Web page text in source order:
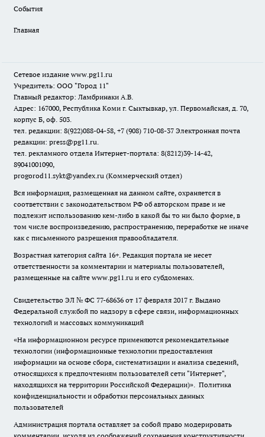
События
Главная
Сетевое издание www.pg11.ru
Учредитель: ООО "Город 11"
Главный редактор: Ламбринаки А.В.
Адрес: 167000, Республика Коми г. Сыктывкар, ул. Первомайская, д. 70,
корпус Б, оф. 503.
тел. редакции: 8(922)088-04-58, +7 (908) 710-08-37 Электронная почта
редакции: press@pg11.ru.
тел. рекламного отдела Интернет-портала: 8(8212)39-14-42,
89041001090,
progorod11.sykt@yandex.ru (Коммерческий отдел)
Вся информация, размещенная на данном сайте, охраняется в
соответствии с законодательством РФ об авторском праве и не
подлежит использованию кем-либо в какой бы то ни было форме, в
том числе воспроизведению, распространению, переработке не иначе
как с письменного разрешения правообладателя.
Возрастная категория сайта 16+. Редакция портала не несет
ответственности за комментарии и материалы пользователей,
размещенные на сайте www.pg11.ru и его субдоменах.
Свидетельство ЭЛ № ФС 77-68636 от 17 февраля 2017 г. Выдано
Федеральной службой по надзору в сфере связи, информационных
технологий и массовых коммуникаций
«На информационном ресурсе применяются рекомендательные
технологии (информационные технологии предоставления
информации на основе сбора, систематизации и анализа сведений,
относящихся к предпочтениям пользователей сети "Интернет",
находящихся на территории Российской Федерации)». Политика
конфиденциальности и обработки персональных данных
пользователей
Администрация портала оставляет за собой право модерировать